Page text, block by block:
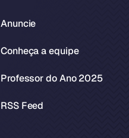
Anuncie
Conheça a equipe
Professor do Ano 2025
RSS Feed